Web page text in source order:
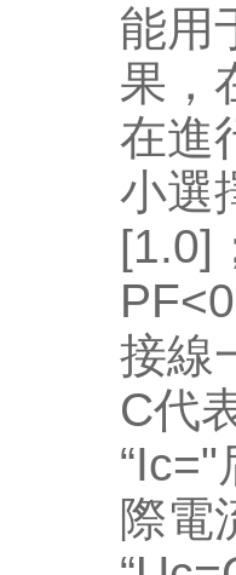
能用
果，
在進
小選
[1.0]
接線
C代
“Ic="
際電